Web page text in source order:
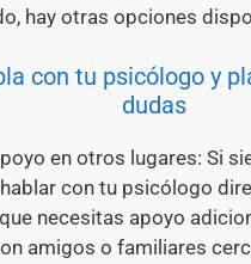
hay otras opciones
con tu psicólogo y
dudas
en otros lugares: Si
con tu psicólogo
necesitas apoyo
amigos o familiares